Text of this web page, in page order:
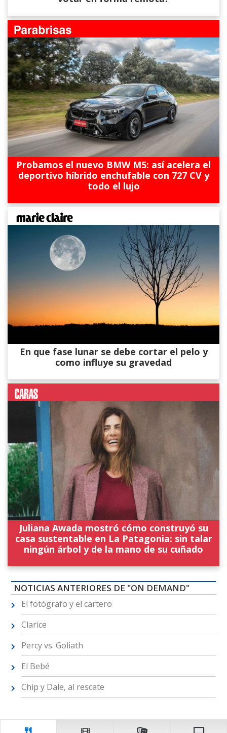
Probamos el nuevo BMW M5: así acelera el
deportivo híbrido enchufable con 727 CV y
todo el lujo
En que fase lunar se debe cortar el pelo y
como influye su gravedad
Juliana Awada mostró cómo construyó su
casa sustentable en La Patagonia: sin talar
ningún árbol y de la mano de su cuñado
NOTICIAS ANTERIORES DE "ON DEMAND"
El fotógrafo y el cartero
Clarice
Percy vs. Goliath
El Bebé
Chip y Dale, al rescate